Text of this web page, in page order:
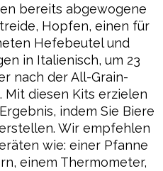
bereits abgewogene
Hopfen, einen für
Hefebeutel und
in Italienisch, um 23
nach der All-Grain-
diesen Kits erzielen
indem Sie Biere
Wir empfehlen
wie: einer Pfanne
einem Thermometer,